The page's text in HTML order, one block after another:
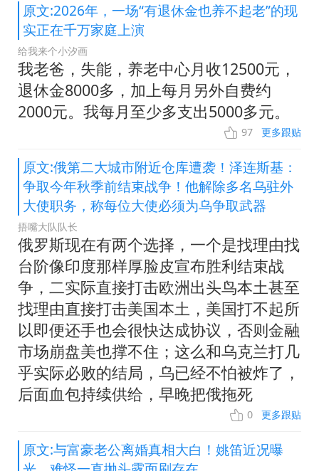
原文:2026年，一场“有退休金也养不起老”的现
实正在千万家庭上演
给我来个小汐画
我老爸，失能，养老中心月收12500元，
退休金8000多，加上每月另外自费约
2000元。我每月至少多支出5000多元。
97 更多跟贴
原文:俄第二大城市附近仓库遭袭！泽连斯基：
争取今年秋季前结束战争！他解除多名乌驻外
大使职务，称每位大使必须为乌争取武器
捂嘴大队队长
俄罗斯现在有两个选择，一个是找理由找
台阶像印度那样厚脸皮宣布胜利结束战
争，二实际直接打击欧洲出头鸟本土甚至
找理由直接打击美国本土，美国打不起所
以即便还手也会很快达成协议，否则金融
市场崩盘美也撑不住；这么和乌克兰打几
乎实际必败的结局，乌已经不怕被炸了，
后面血包持续供给，早晚把俄拖死
0 更多跟贴
原文:与富豪老公离婚真相大白！姚笛近况曝